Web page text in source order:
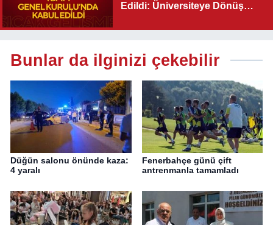
Edildi: Üniversiteye Dönüş
Bunlar da ilginizi çekebilir
Düğün salonu önünde kaza:
4 yaralı
Fenerbahçe günü çift
antrenmanla tamamladı